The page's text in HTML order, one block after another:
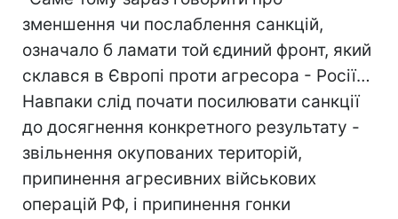
зменшення чи послаблення санкцій,
означало б ламати той єдиний фронт, який
склався в Європі проти агресора - Росії…
Навпаки слід почати посилювати санкції
до досягнення конкретного результату -
звільнення окупованих територій,
припинення агресивних військових
операцій РФ, і припинення гонки